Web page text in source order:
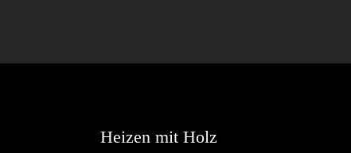
Heizen mit Holz